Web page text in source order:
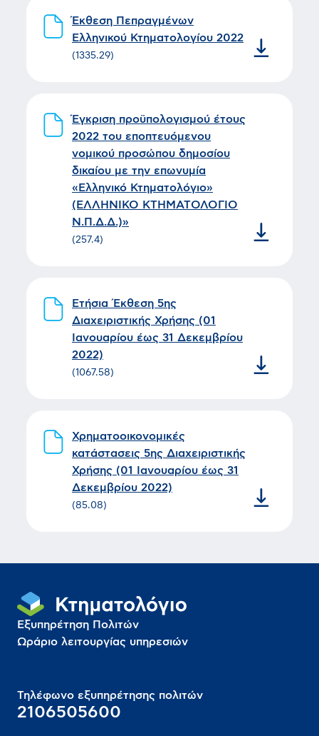
Έκθεση Πεπραγμένων
Ελληνικού Κτηματολογίου 2022
(1335.29)
Έγκριση προϋπολογισμού έτους
2022 του εποπτευόμενου
νομικού προσώπου δημοσίου
δικαίου με την επωνυμία
«Ελληνικό Κτηματολόγιο»
(ΕΛΛΗΝΙΚΟ ΚΤΗΜΑΤΟΛΟΓΙΟ
Ν.Π.Δ.Δ.)»
(257.4)
Ετήσια Έκθεση 5ης
Διαχειριστικής Χρήσης (01
Ιανουαρίου έως 31 Δεκεμβρίου
2022)
(1067.58)
Χρηματοοικονομικές
κατάστασεις 5ης Διαχειριστικής
Χρήσης (01 Ιανουαρίου έως 31
Δεκεμβρίου 2022)
(85.08)
Εξυπηρέτηση Πολιτών
Ωράριο λειτουργίας υπηρεσιών
Τηλέφωνο εξυπηρέτησης πολιτών
2106505600